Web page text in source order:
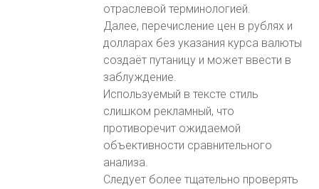
отраслевой терминологией.
Далее, перечисление цен в рублях и
долларах без указания курса валюты
создаёт путаницу и может ввести в
заблуждение.
Используемый в тексте стиль
слишком рекламный, что
противоречит ожидаемой
объективности сравнительного
анализа.
Следует более тщательно проверять